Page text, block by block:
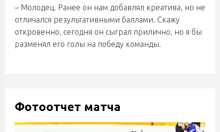
– Молодец. Ранее он нам добавлял креатива, но не
отличался результативными баллами. Скажу
откровенно, сегодня он сыграл прилично, но я бы
разменял его голы на победу команды.
Фотоотчет матча